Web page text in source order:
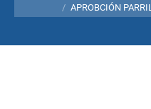
APROBCIÓN